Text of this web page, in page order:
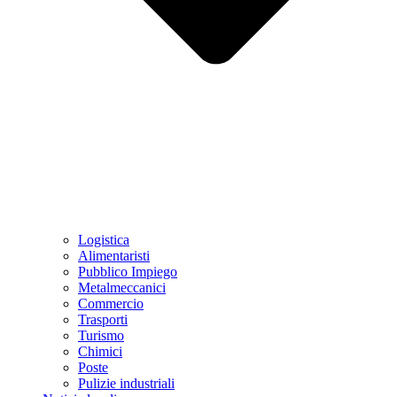
Logistica
Alimentaristi
Pubblico Impiego
Metalmeccanici
Commercio
Trasporti
Turismo
Chimici
Poste
Pulizie industriali